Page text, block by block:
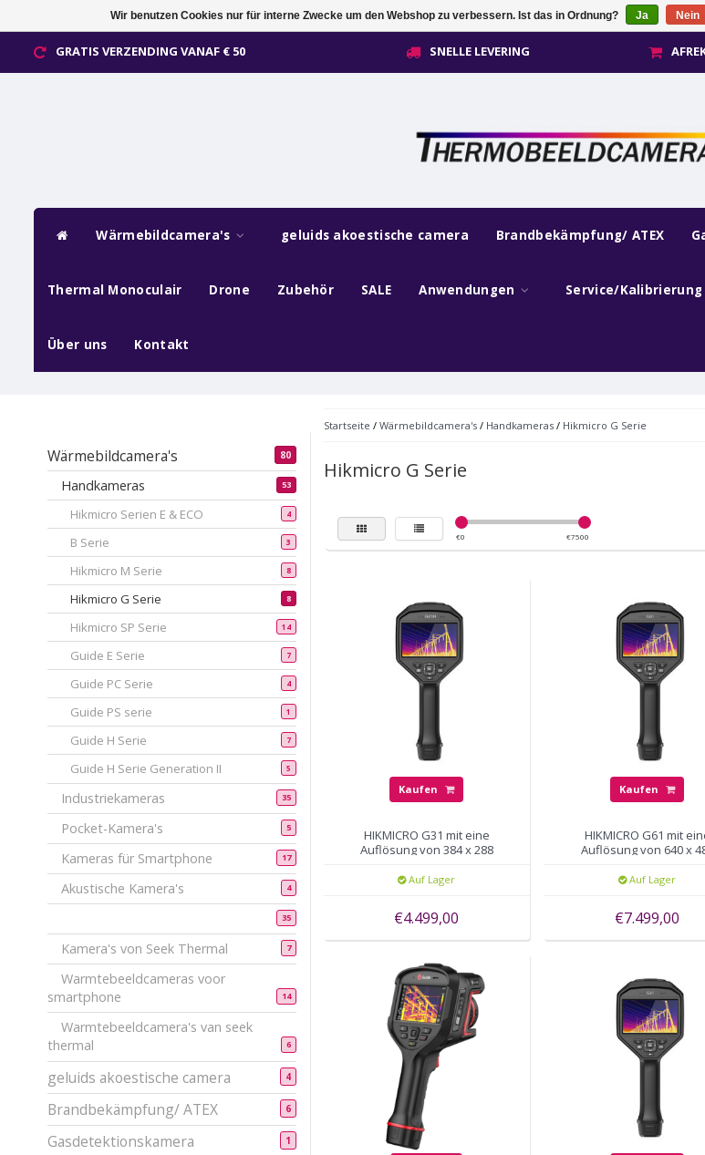
GRATIS VERZENDING VANAF € 50 SNELLE LEVERING
Wärmebildcamera's geluids akoestische camera Brandbekämpfung/ ATEX
Thermal Monoculair Drone Zubehör SALE Anwendungen Service/Kalibrierung
Über uns Kontakt
Wärmebildcamera's 80
Handkameras 53
Hikmicro Serien E & ECO 4
B Serie 3
Hikmicro M Serie 8
Hikmicro G Serie 8
Hikmicro SP Serie 14
Guide E Serie 7
Guide PC Serie 4
Guide PS serie 1
Guide H Serie 7
Guide H Serie Generation II 5
Industriekameras 35
Pocket-Kamera's 5
Kameras für Smartphone 17
Akustische Kamera's 4
35
Kamera's von Seek Thermal 7
Warmtebeeldcameras voor
smartphone
14
Warmtebeeldcamera's van seek
thermal
6
geluids akoestische camera 4
Brandbekämpfung/ ATEX 6
Gasdetektionskamera 1
Startseite / Wärmebildcamera's/ Handkameras/ Hikmicro G Serie
Hikmicro G Serie
€0 €7500
Kaufen
HIKMICRO G31 mit eine
Auflösung von 384 x 288
Auf Lager
€4.499,00
Kaufen
HIKMICRO G61 mit
Auflösung von 640 x
Auf Lager
€7.499,00
Wir benutzen Cookies nur für interne Zwecke um den Webshop zu verbessern. Ist das in Ordnung? Ja Nein